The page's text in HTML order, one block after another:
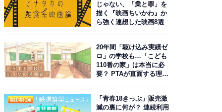
じゃない、「業と罪」を
描く『映画ちいかわ』か
ら強く連想した映画8選
20年間「駆け込み実績ゼ
ロ」の学校も…「こども
110番の家」は本当に必
要？ PTAが直面する理想
「青春18きっぷ」販売激
減の裏に何が？ 連続利用